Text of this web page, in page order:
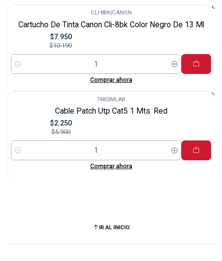
CLI-8BK| CANON
Cartucho De Tinta Canon Cli-8bk Color Negro De 13 Ml
$7.950
$10.190
Cantidad
Comprar ahora
7482|MLAB
Cable Patch Utp Cat5 1 Mts. Red
$2.250
$5.900
Cantidad
Comprar ahora
IR AL INICIO